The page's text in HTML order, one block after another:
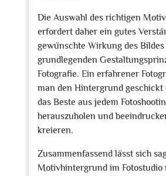
Die Auswahl des richtigen
erfordert daher ein gutes
gewünschte Wirkung des
grundlegenden
Fotografie. Ein erfahrener
man den Hintergrund geschickt
das Beste aus jedem
herauszuholen und
kreieren.
Zusammenfassend lässt sich
Motivhintergrund im Fotostudio